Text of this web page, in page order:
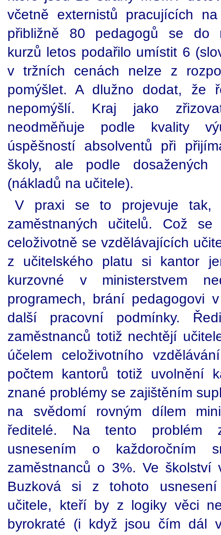
včetně externistů pracujících
přibližně 80 pedagogů se do
kurzů letos podařilo umístit 6
v tržních cenách nelze z
pomýšlet. A dlužno dodat, že
nepomýšlí. Kraj jako
neodměňuje podle kvality
úspěšností absolventů při
školy, ale podle dosažených
(nákladů na učitele).
V praxi se to projevuje tak,
zaměstnaných učitelů. Což
celoživotně se vzdělávajících
z učitelského platu si kantor
kurzovné v ministerstvem
programech, brání pedagogovi
další pracovní podmínky.
zaměstnanců totiž nechtějí
účelem celoživotního
počtem kantorů totiž uvolnění
znané problémy se zajištěním
na svědomí rovným dílem
ředitelé. Na tento problém
usnesením o každoročním
zaměstnanců o 3%. Ve školství
Buzková si z tohoto
učitele, kteří by z logiky věci
byrokraté (i když jsou čím dál